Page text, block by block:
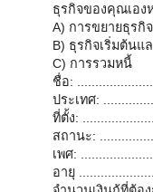
ธุรกิจของคุณเอง
A) การขยายธุรกิ
B) ธุรกิจเริ่มต้นแ
C) การรวมหนี้
ชื่อ:
ประเทศ:
ที่ตั้ง:
สถานะ:
เพศ:
อายุ